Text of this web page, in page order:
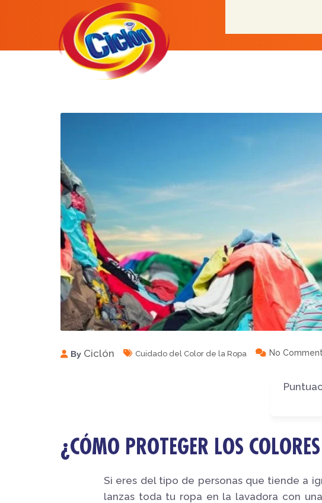
By Ciclón Cuidado del Color de la Ropa No
¿CÓMO PROTEGER LOS
Si eres del tipo de personas que tiende a
lanzas toda tu ropa en la lavadora con